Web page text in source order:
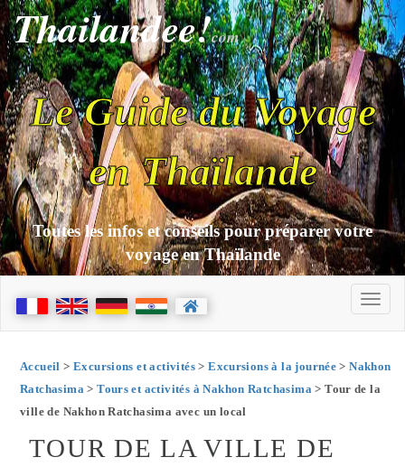
Thailandee!com
Le Guide du Voyage
en Thaïlande
Toutes les infos et conseils pour préparer votre
voyage en Thaïlande
Accueil > Excursions et activités>Excursions à la journée >Nakhon
Ratchasima>Tours et activités à Nakhon Ratchasima> Tour de la
ville de Nakhon Ratchasima avec un local
TOUR DE LA VILLE DE